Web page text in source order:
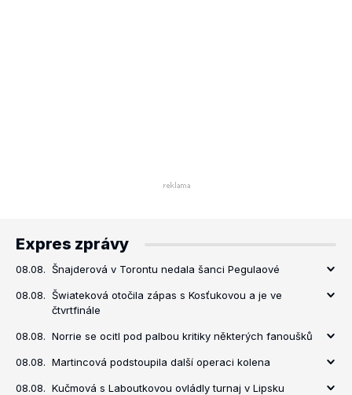
Expres zprávy
08.08. Šnajderová v Torontu nedala šanci Pegulaové
08.08. Šwiateková otočila zápas s Kosťukovou a je ve
čtvrtfinále
08.08. Norrie se ocitl pod palbou kritiky některých fanoušků
08.08. Martincová podstoupila další operaci kolena
08.08. Kučmová s Laboutkovou ovládly turnaj v Lipsku